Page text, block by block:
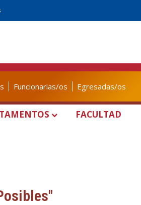
Funcionarias/os Egresadas/os
FACULTAD